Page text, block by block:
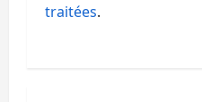
traitées.